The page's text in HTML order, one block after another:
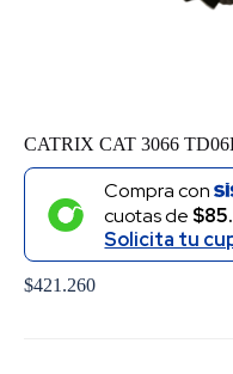
CATRIX CAT 3066
Compra con
cuotas de
Solicita tu
$421.260